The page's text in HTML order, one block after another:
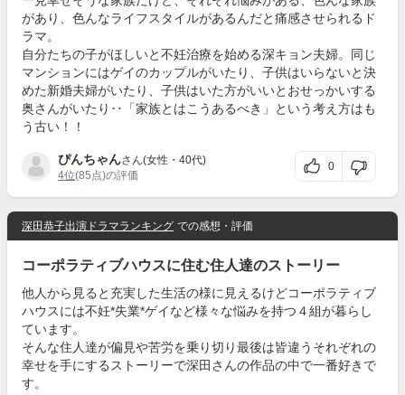
があり、色んなライフスタイルがあるんだと痛感させられるド
ラマ。
自分たちの子がほしいと不妊治療を始める深キョン夫婦。同じ
マンションにはゲイのカップルがいたり、子供はいらないと決
めた新婚夫婦がいたり、子供はいた方がいいとおせっかいする
奥さんがいたり‥「家族とはこうあるべき」という考え方はも
う古い！！
ぴんちゃんさん(女性・40代)
4位(85点)の評価
0
深田恭子出演ドラマランキング での感想・評価
コーポラティブハウスに住む住人達のストーリー
他人から見ると充実した生活の様に見えるけどコーポラティブ
ハウスには不妊*失業*ゲイなど様々な悩みを持つ４組が暮らし
ています。
そんな住人達が偏見や苦労を乗り切り最後は皆違うそれぞれの
幸せを手にするストーリーで深田さんの作品の中で一番好きで
す。